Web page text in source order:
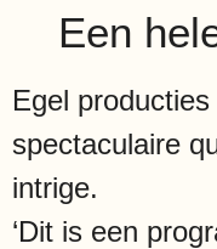
Een
Egel
spectaculaire
intrige.
‘Dit is een